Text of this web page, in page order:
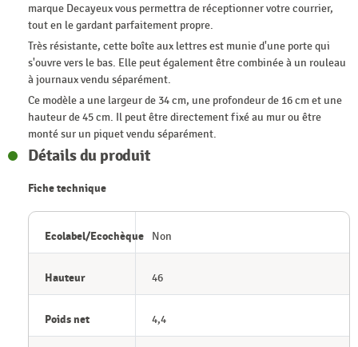
marque Decayeux vous permettra de réceptionner votre courrier,
tout en le gardant parfaitement propre.
Très résistante, cette boîte aux lettres est munie d'une porte qui
s'ouvre vers le bas. Elle peut également être combinée à un rouleau
à journaux vendu séparément.
Ce modèle a une largeur de 34 cm, une profondeur de 16 cm et une
hauteur de 45 cm. Il peut être directement fixé au mur ou être
monté sur un piquet vendu séparément.
Détails du produit
Fiche technique
Ecolabel/Ecochèque Non
Hauteur 46
Poids net 4,4